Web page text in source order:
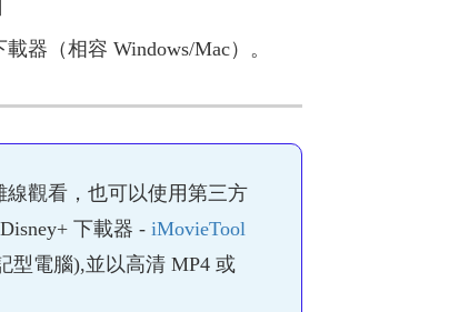
器（相容 Windows/Mac）。
線觀看，也可以使用第三方
下載器 - iMovieTool
型電腦),並以高清 MP4 或